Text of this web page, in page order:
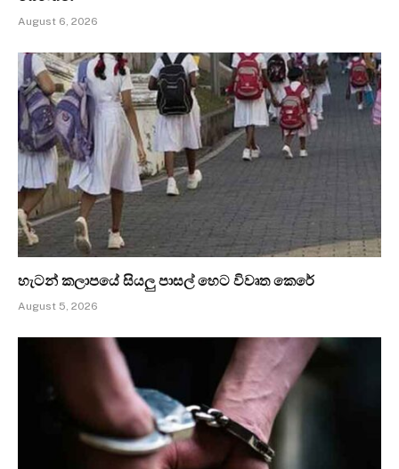
August 6, 2026
හැටන් කලාපයේ සියලු පාසල් හෙට විවෘත කෙරේ
August 5, 2026